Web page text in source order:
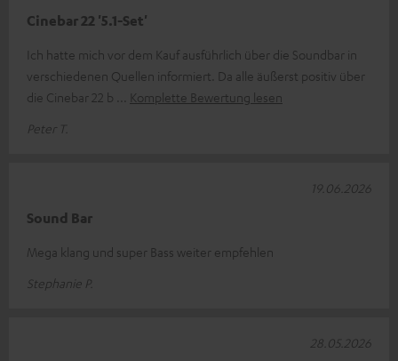
Cinebar 22 '5.1-Set'
Ich hatte mich vor dem Kauf ausführlich über die Soundbar in
verschiedenen Quellen informiert. Da alle äußerst positiv über
die Cinebar 22 b
Komplette Bewertung lesen
Peter T.
Sound Bar
Mega klang und super Bass weiter empfehlen
Stephanie P.
19.06.2026
28.05.2026